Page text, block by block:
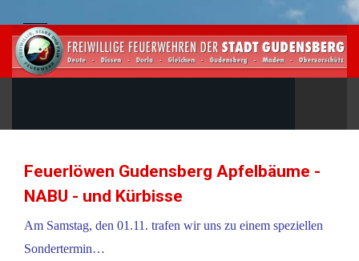
Feuerlöwen Gudensberg Apfelbäume -
NABU - und Kürbisse
Am Samstag, den 01.11. trafen wir uns zu einem speziellen
Sondertermin…